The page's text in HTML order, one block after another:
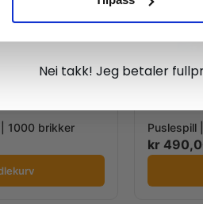
1000 brikker Puslespill
kr
Ja takk, jeg er med
Nei takk! Jeg betaler